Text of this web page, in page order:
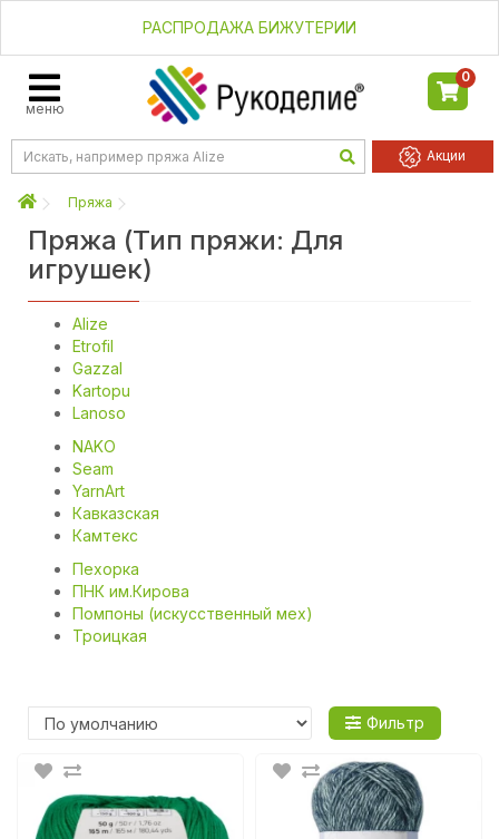
РАСПРОДАЖА БИЖУТЕРИИ
меню
0
Акции
Пряжа
Пряжа (Тип пряжи: Для
игрушек)
Alize
Etrofil
Gazzal
Kartopu
Lanoso
NAKO
Seam
YarnArt
Кавказская
Камтекс
Пехорка
ПНК им.Кирова
Помпоны (искусственный мех)
Троицкая
Фильтр